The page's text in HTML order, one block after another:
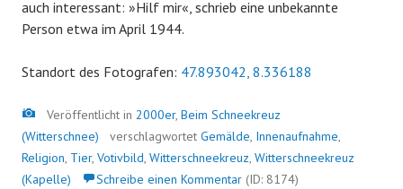
auch interessant: »Hilf mir«, schrieb eine unbekannte
Person etwa im April 1944.
Standort des Fotografen: 47.893042, 8.336188
Bild
Veröffentlicht in 2000er, Beim Schneekreuz
(Witterschnee)
verschlagwortet Gemälde, Innenaufnahme,
Religion, Tier, Votivbild, Witterschneekreuz, Witterschneekreuz
(Kapelle)
Schreibe einen Kommentar (ID: 8174)